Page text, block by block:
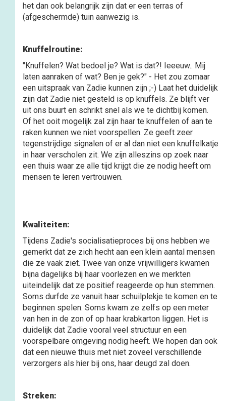
het dan ook belangrijk zijn dat er een terras of
(afgeschermde) tuin aanwezig is.
Knuffelroutine:
"Knuffelen? Wat bedoel je? Wat is dat?! Ieeeuw.. Mij
laten aanraken of wat? Ben je gek?" - Het zou zomaar
een uitspraak van Zadie kunnen zijn ;-) Laat het duidelijk
zijn dat Zadie niet gesteld is op knuffels. Ze blijft ver
uit ons buurt en schrikt snel als we te dichtbij komen.
Of het ooit mogelijk zal zijn haar te knuffelen of aan te
raken kunnen we niet voorspellen. Ze geeft zeer
tegenstrijdige signalen of er al dan niet een knuffelkatje
in haar verscholen zit. We zijn alleszins op zoek naar
een thuis waar ze alle tijd krijgt die ze nodig heeft om
mensen te leren vertrouwen.
Kwaliteiten:
Tijdens Zadie's socialisatieproces bij ons hebben we
gemerkt dat ze zich hecht aan een klein aantal mensen
die ze vaak ziet. Twee van onze vrijwilligers kwamen
bijna dagelijks bij haar voorlezen en we merkten
uiteindelijk dat ze positief reageerde op hun stemmen.
Soms durfde ze vanuit haar schuilplekje te komen en te
beginnen spelen. Soms kwam ze zelfs op een meter
van hen in de zon of op haar krabkarton liggen. Het is
duidelijk dat Zadie vooral veel structuur en een
voorspelbare omgeving nodig heeft. We hopen dan ook
dat een nieuwe thuis met niet zoveel verschillende
verzorgers als hier bij ons, haar deugd zal doen.
Streken: